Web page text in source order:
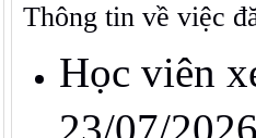
Thông tin về việc
Học viên
23/07/2026